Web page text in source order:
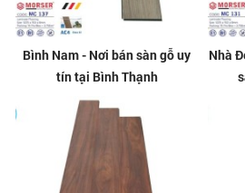
Bình Nam - Nơi bán sàn gỗ uy
tín tại Bình Thạnh
Nhà